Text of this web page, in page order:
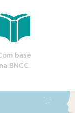
base
na BNCC